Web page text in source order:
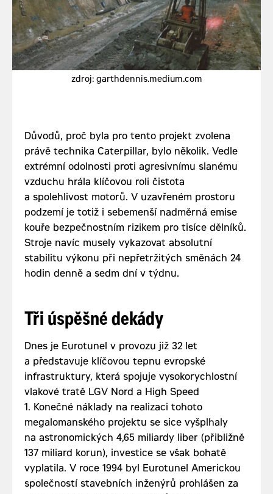
zdroj: garthdennis.medium.com
Důvodů, proč byla pro tento projekt zvolena
právě technika Caterpillar, bylo několik. Vedle
extrémní odolnosti proti agresivnímu slanému
vzduchu hrála klíčovou roli čistota
a spolehlivost motorů. V uzavřeném prostoru
podzemí je totiž i sebemenší nadměrná emise
kouře bezpečnostním rizikem pro tisíce dělníků.
Stroje navíc musely vykazovat absolutní
stabilitu výkonu při nepřetržitých směnách 24
hodin denně a sedm dní v týdnu.
Tři úspěšné dekády
Dnes je Eurotunel v provozu již 32 let
a představuje klíčovou tepnu evropské
infrastruktury, která spojuje vysokorychlostní
vlakové tratě LGV Nord a High Speed
1. Konečné náklady na realizaci tohoto
megalomanského projektu se sice vyšplhaly
na astronomických 4,65 miliardy liber (přibližně
137 miliard korun), investice se však bohatě
vyplatila. V roce 1994 byl Eurotunel Americkou
společností stavebních inženýrů prohlášen za